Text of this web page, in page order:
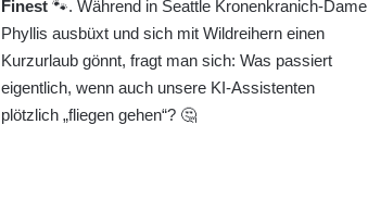
Finest 🐾. Während in Seattle Kronenkranich-Dame
Phyllis ausbüxt und sich mit Wildreihern einen
Kurzurlaub gönnt, fragt man sich: Was passiert
eigentlich, wenn auch unsere KI-Assistenten
plötzlich „fliegen gehen“? 🤔